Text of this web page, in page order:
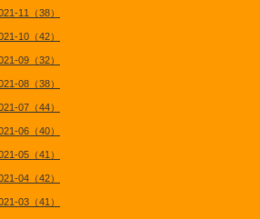
11（38）
10（42）
09（32）
08（38）
07（44）
06（40）
05（41）
04（42）
03（41）